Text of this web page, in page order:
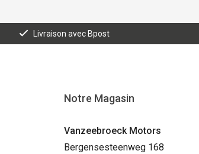
Livraison avec Bpost
Notre Magasin
Vanzeebroeck Motors
Bergensesteenweg 168